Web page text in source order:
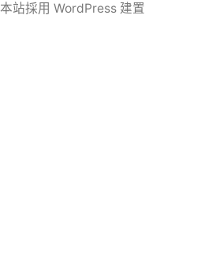
本站採用 WordPress 建置